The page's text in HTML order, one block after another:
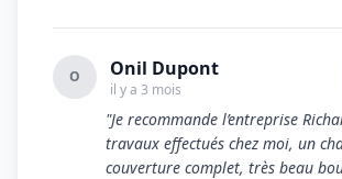
O Onil Dupont
il y a 3 mois
"Je recommande l’entreprise
travaux effectués chez moi, un
couverture complet, très beau